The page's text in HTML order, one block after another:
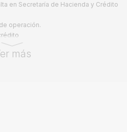
en Secretaría de Hacienda y Crédito
operación.
más